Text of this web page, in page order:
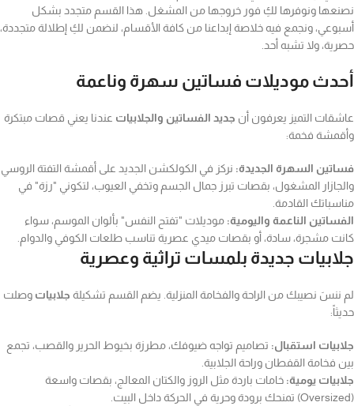
ونوفرها لكِ فور خروجها من المشغل. هذا القسم متجدد بشكل
ونجمع فيه خلاصة إبداعنا من كافة الأقسام، لنضمن لكِ إطلالة متجددة،
ولا تشبه أحد.
موديلات فساتين سهرة وناعمة
التميز يعرفون أنجديد الفساتين والجلابياتعندنا يعني قصات مبتكرة
فخمة:
السهرة الجديدة:نركز في الكولكشن الجديد على أقمشة التفتة الروسي
المشغول، بقصات تبرز جمال الجسم وتخفي العيوب، لتكوني "رزة" في
القادمة.
الناعمة واليومية:موديلات "تفتح النفس" بألوان الموسم، سواء
مشجرة، سادة، أو بقصات ميدي عصرية تناسب طلعات الكوفي والدوام.
جديدة بلمسات تراثية وعصرية
ننسَ نصيبك من الراحة والفخامة المنزلية. يضم القسم تشكيلةجلابياتوصلت
استقبال: تصاميم تواجه ضيوفك، مطرزة بخيوط الحرير والقصب، تجمع
فخامة القفطان وراحة الجلابية.
يومية:خامات باردة مثل الروز والكتان المعالج، بقصات واسعة